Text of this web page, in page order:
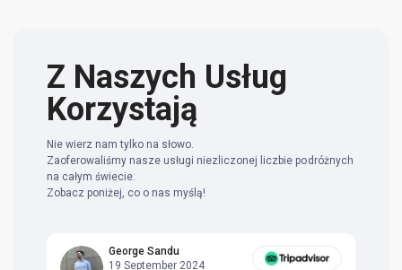
Z Naszych Usług
Korzystają
Nie wierz nam tylko na słowo.
Zaoferowaliśmy nasze usługi niezliczonej liczbie podróżnych
na całym świecie.
Zobacz poniżej, co o nas myślą!
George Sandu
19 September 2024